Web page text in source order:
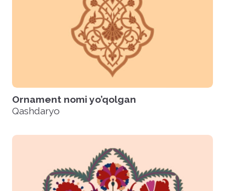
Ornament nomi yo’qolgan
Qashdaryo